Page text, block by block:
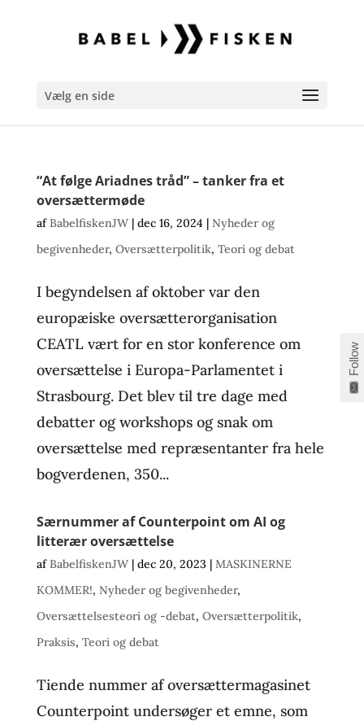
Vælg en side
“At følge Ariadnes tråd” – tanker fra et
oversættermøde
afBabelfiskenJW| dec 16, 2024 | Nyheder og
begivenheder, Oversætterpolitik, Teori og debat
I begyndelsen af oktober var den
europæiske oversætterorganisation
CEATL vært for en stor konference om
oversættelse i Europa-Parlamentet i
Strasbourg. Det blev til tre dage med
debatter og workshops og snak om
oversættelse med repræsentanter fra hele
bogverdenen, 350...
Særnummer af Counterpoint om AI og
litterær oversættelse
afBabelfiskenJW| dec 20, 2023| MASKINERNE
KOMMER!, Nyheder og begivenheder,
Oversættelsesteori og -debat, Oversætterpolitik,
Praksis, Teori og debat
Tiende nummer af oversættermagasinet
Counterpoint undersøger et emne, som
Follow